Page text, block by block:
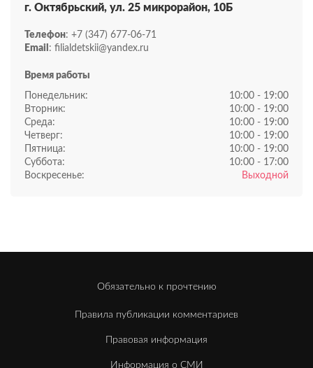
г. Октябрьский, ул. 25 микрорайон, 10Б
Телефон: +7 (347) 677-06-71
Email : filialdetskii@yandex.ru
Время работы
Понедельник:
10:00 - 19:00
Вторник:
10:00 - 19:00
Среда:
10:00 - 19:00
Четверг:
10:00 - 19:00
Пятница:
10:00 - 19:00
Суббота:
10:00 - 17:00
Воскресенье:
Выходной
Обязательно к прочтению
Правила публикации комментариев
Правовая информация
Информация о СМИ